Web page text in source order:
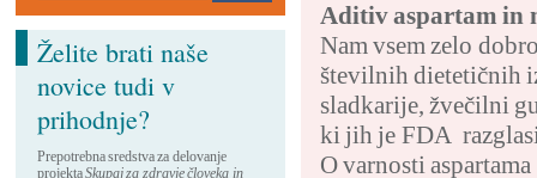
Aditiv aspartam in
Nam vsem zelo
številnih dietetičnih
sladkarije, žvečilni
ki jih je FDA
O varnosti
Želite brati naše
novice tudi v
prihodnje?
Prepotrebna sredstva za delovanje
projektaSkupaj za zdravje človeka in